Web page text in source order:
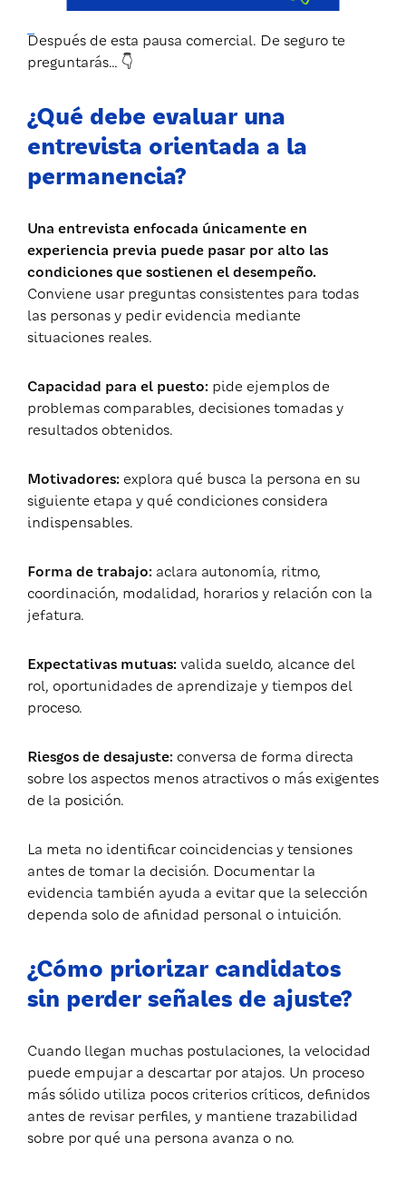
Después de esta pausa comercial. De seguro te
preguntarás… 👇
¿Qué debe evaluar una
entrevista orientada a la
permanencia?
Una entrevista enfocada únicamente en
experiencia previa puede pasar por alto las
condiciones que sostienen el desempeño.
Conviene usar preguntas consistentes para todas
las personas y pedir evidencia mediante
situaciones reales.
Capacidad para el puesto: pide ejemplos de
problemas comparables, decisiones tomadas y
resultados obtenidos.
Motivadores: explora qué busca la persona en su
siguiente etapa y qué condiciones considera
indispensables.
Forma de trabajo: aclara autonomía, ritmo,
coordinación, modalidad, horarios y relación con la
jefatura.
Expectativas mutuas: valida sueldo, alcance del
rol, oportunidades de aprendizaje y tiempos del
proceso.
Riesgos de desajuste: conversa de forma directa
sobre los aspectos menos atractivos o más exigentes
de la posición.
La meta no identificar coincidencias y tensiones
antes de tomar la decisión. Documentar la
evidencia también ayuda a evitar que la selección
dependa solo de afinidad personal o intuición.
¿Cómo priorizar candidatos
sin perder señales de ajuste?
Cuando llegan muchas postulaciones, la velocidad
puede empujar a descartar por atajos. Un proceso
más sólido utiliza pocos criterios críticos, definidos
antes de revisar perfiles, y mantiene trazabilidad
sobre por qué una persona avanza o no.